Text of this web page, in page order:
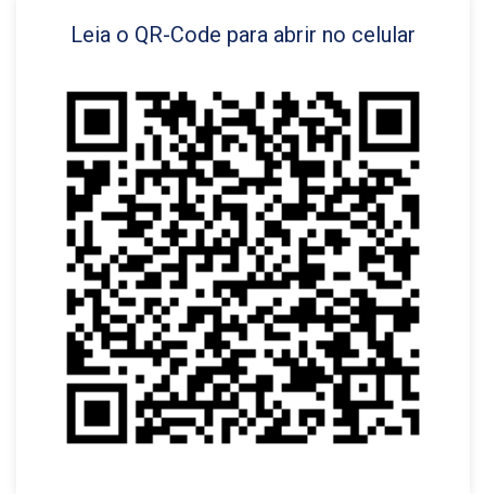
Leia o QR-Code para abrir no celular